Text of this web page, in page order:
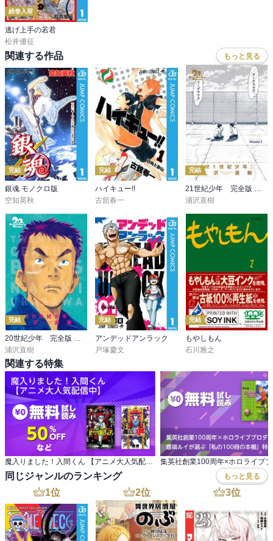
続巻入荷
逃げ上手の若君
松井優征
関連する作品 もっと見る
完結
銀魂 モノクロ版
空知英秋
完結
ハイキュー!!
古舘春一
完結
21世紀少年 完全版 デジタル Ver.
浦沢直樹
完結
浦沢直樹
完結
アンデッドアンラック
戸塚慶文
完結
もやしもん
石川雅之
関連する特集
同じジャンルのランキング もっと見る
1位 2位 3位